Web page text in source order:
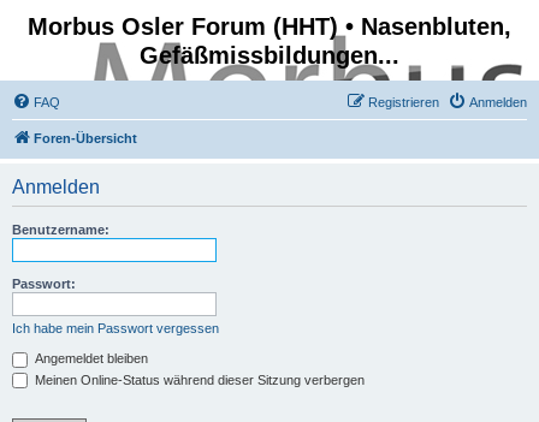
Morbus Osler Forum (HHT) • Nasenbluten,
Gefäßmissbildungen...
FAQ Anmelden
Registrieren
Foren-Übersicht
Anmelden
Benutzername:
Passwort:
Ich habe mein Passwort vergessen
Angemeldet bleiben
Meinen Online-Status während dieser Sitzung verbergen